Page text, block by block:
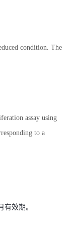
condition. The
assay using
to a
效期。